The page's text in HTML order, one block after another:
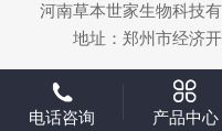
河南草本世家生物科技
地址：郑州市经济
电话咨询 产品中心